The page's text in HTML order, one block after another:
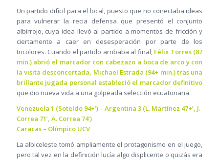
Un partido difícil para el local, puesto que no conectaba ideas
para vulnerar la recia defensa que presentó el conjunto
albirrojo, cuya idea llevó al partido a momentos de fricción y
ciertamente a caer en desesperación por parte de los
tricolores. Cuando el partido arribaba al final,Félix Torres (87
min.) abrió el marcador con cabezazo a boca de arco y con
la visita desconcertada, Michael Estrada (94+ min.) tras una
brillante jugada personal estableció el marcador definitivo
que dio nueva vida a una golpeada selección ecuatoriana.
Venezuela 1 (Soteldo 94+’) – Argentina 3 (L. Martínez 47+’, J.
Correa 71’, A. Correa 74’)
Caracas – Olímpico UCV
La albiceleste tomó ampliamente el protagonismo en el juego,
pero tal vez en la definición lucía algo displicente o quizás era